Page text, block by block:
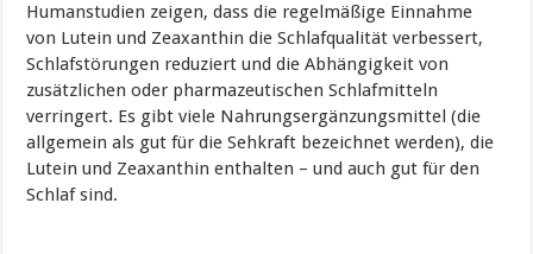
Humanstudien zeigen, dass die regelmäßige Einnahme
von Lutein und Zeaxanthin die Schlafqualität verbessert,
Schlafstörungen reduziert und die Abhängigkeit von
zusätzlichen oder pharmazeutischen Schlafmitteln
verringert. Es gibt viele Nahrungsergänzungsmittel (die
allgemein als gut für die Sehkraft bezeichnet werden), die
Lutein und Zeaxanthin enthalten – und auch gut für den
Schlaf sind.